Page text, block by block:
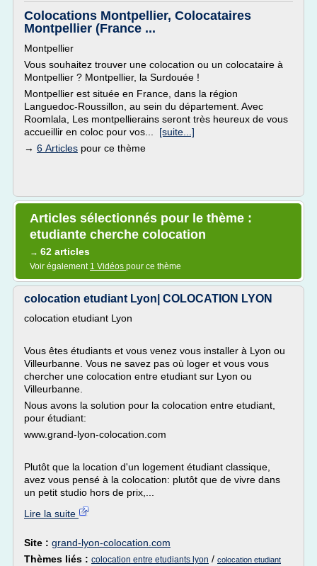
Colocations Montpellier, Colocataires
Montpellier (France ...
Montpellier
Vous souhaitez trouver une colocation ou un colocataire à
Montpellier ? Montpellier, la Surdouée !
Montpellier est située en France, dans la région
Languedoc-Roussillon, au sein du département. Avec
Roomlala, Les montpellierains seront très heureux de vous
accueillir en coloc pour vos... [suite...]
→ 6 Articles pour ce thème
Articles sélectionnés pour le thème :
etudiante cherche colocation
→ 62 articles
Voir également 1 Vidéos pour ce thème
colocation etudiant Lyon| COLOCATION LYON
colocation etudiant Lyon
Vous êtes étudiants et vous venez vous installer à Lyon ou
Villeurbanne. Vous ne savez pas où loger et vous vous
chercher une colocation entre etudiant sur Lyon ou
Villeurbanne.
Nous avons la solution pour la colocation entre etudiant,
pour étudiant:
www.grand-lyon-colocation.com
Plutôt que la location d'un logement étudiant classique,
avez vous pensé à la colocation: plutôt que de vivre dans
un petit studio hors de prix,...
Lire la suite
Site : grand-lyon-colocation.com
Thèmes liés : colocation entre etudiants lyon / colocation etudiant